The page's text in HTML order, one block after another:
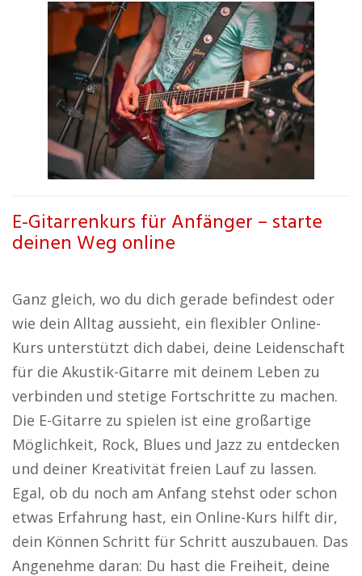
E-Gitarrenkurs für Anfänger – starte
deinen Weg online
Ganz gleich, wo du dich gerade befindest oder
wie dein Alltag aussieht, ein flexibler Online-
Kurs unterstützt dich dabei, deine Leidenschaft
für die Akustik-Gitarre mit deinem Leben zu
verbinden und stetige Fortschritte zu machen.
Die E-Gitarre zu spielen ist eine großartige
Möglichkeit, Rock, Blues und Jazz zu entdecken
und deiner Kreativität freien Lauf zu lassen.
Egal, ob du noch am Anfang stehst oder schon
etwas Erfahrung hast, ein Online-Kurs hilft dir,
dein Können Schritt für Schritt auszubauen. Das
Angenehme daran: Du hast die Freiheit, deine